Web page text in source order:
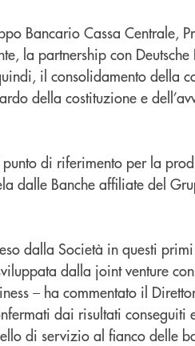
Bancario Cassa Centrale,
la partnership con
il consolidamento della
della costituzione e
di riferimento per la
dalle Banche affiliate del
dalla Società in questi
dalla joint venture
– ha commentato il
dai risultati conseguiti
di servizio al fianco delle